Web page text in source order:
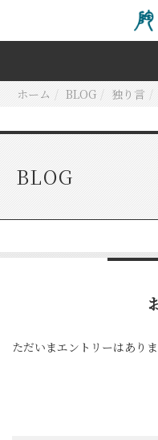
ホーム BLOG 独り言
BLOG
ただいまエントリーはありま